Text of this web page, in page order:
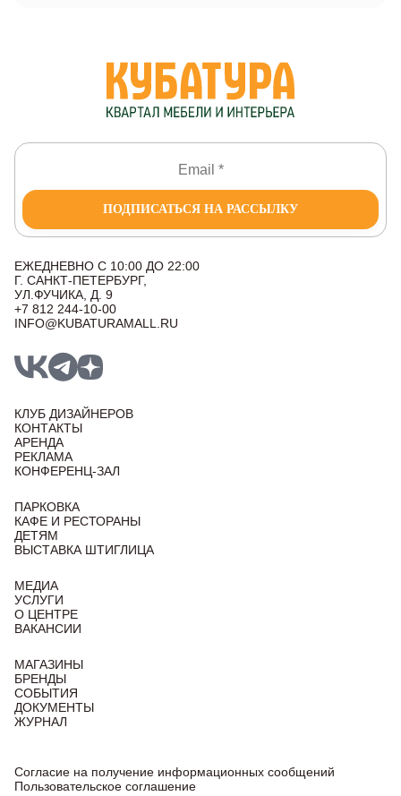
ПОДПИСАТЬСЯ НА РАССЫЛКУ
ЕЖЕДНЕВНО С 10:00 ДО 22:00
Г. САНКТ-ПЕТЕРБУРГ,
УЛ.ФУЧИКА, Д. 9
+7 812 244-10-00
INFO@KUBATURAMALL.RU
КЛУБ ДИЗАЙНЕРОВ
КОНТАКТЫ
АРЕНДА
РЕКЛАМА
КОНФЕРЕНЦ-ЗАЛ
ПАРКОВКА
КАФЕ И РЕСТОРАНЫ
ДЕТЯМ
ВЫСТАВКА ШТИГЛИЦА
МЕДИА
УСЛУГИ
О ЦЕНТРЕ
ВАКАНСИИ
МАГАЗИНЫ
БРЕНДЫ
СОБЫТИЯ
ДОКУМЕНТЫ
ЖУРНАЛ
Согласие на получение информационных сообщений
Пользовательское соглашение